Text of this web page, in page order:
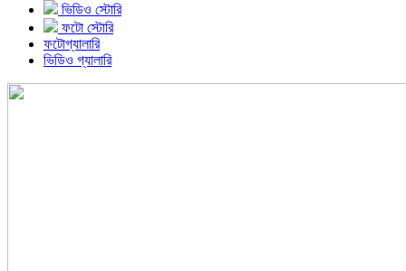
ভিডিও স্টোরি
ফটো স্টোরি
ফটোগ্যালারি
ভিডিও গ্যালারি